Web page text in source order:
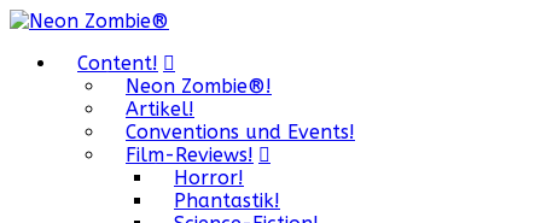
Content!
Neon Zombie®!
Artikel!
Conventions und Events!
Film-Reviews!
Horror!
Phantastik!